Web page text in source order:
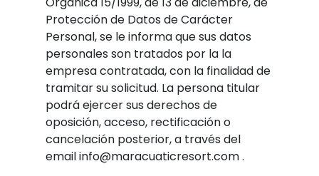
Protección de Datos de Carácter
Personal, se le informa que sus datos
personales son tratados por la la
empresa contratada, con la finalidad de
tramitar su solicitud. La persona titular
podrá ejercer sus derechos de
oposición, acceso, rectificación o
cancelación posterior, a través del
email info@maracuaticresort.com .